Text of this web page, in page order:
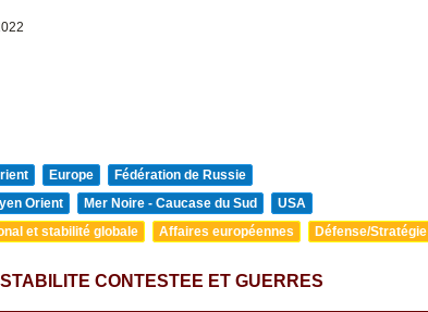
Europe
Fédération de Russie
Orient
Mer Noire - Caucase du Sud
USA
et stabilité globale
Affaires européennes Défense/Stratégie
CONTESTEE ET GUERRES